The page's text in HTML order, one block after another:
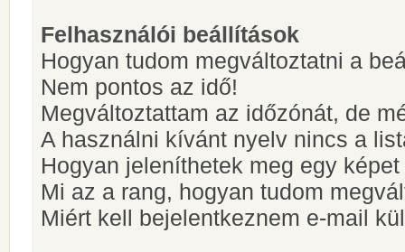
Felhasználói beállítások
Hogyan tudom megváltoztatni a
Nem pontos az idő!
Megváltoztattam az időzónát, de
A használni kívánt nyelv nincs a
Hogyan jeleníthetek meg egy
Mi az a rang, hogyan tudom
Miért kell bejelentkeznem e-mail